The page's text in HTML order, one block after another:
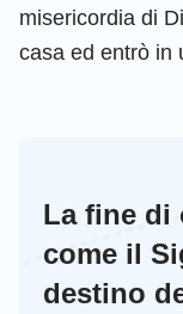
misericordia di
casa ed entrò
La fine di
come il
destino